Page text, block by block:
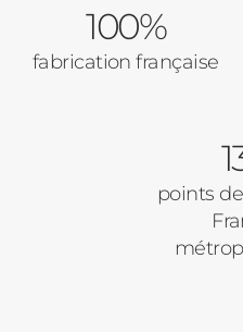
100%
fabrication française
points